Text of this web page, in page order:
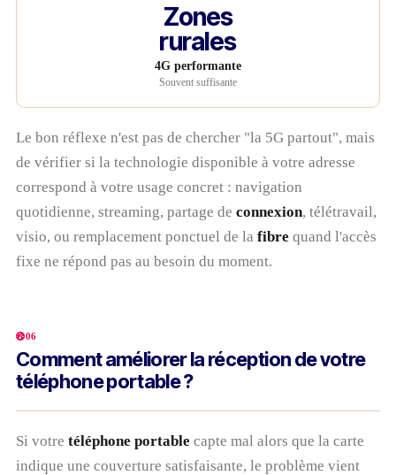
Zones
rurales
4G performante
Souvent suffisante
Le bon réflexe n'est pas de chercher "la 5G partout", mais
de vérifier si la technologie disponible à votre adresse
correspond à votre usage concret : navigation
quotidienne, streaming, partage de connexion, télétravail,
visio, ou remplacement ponctuel de la fibre quand l'accès
fixe ne répond pas au besoin du moment.
06
Comment améliorer la réception de votre
téléphone portable ?
Si votre téléphone portable capte mal alors que la carte
indique une couverture satisfaisante, le problème vient